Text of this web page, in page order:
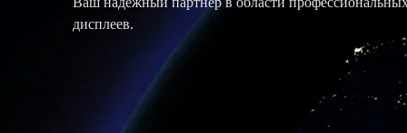
дисплеев.